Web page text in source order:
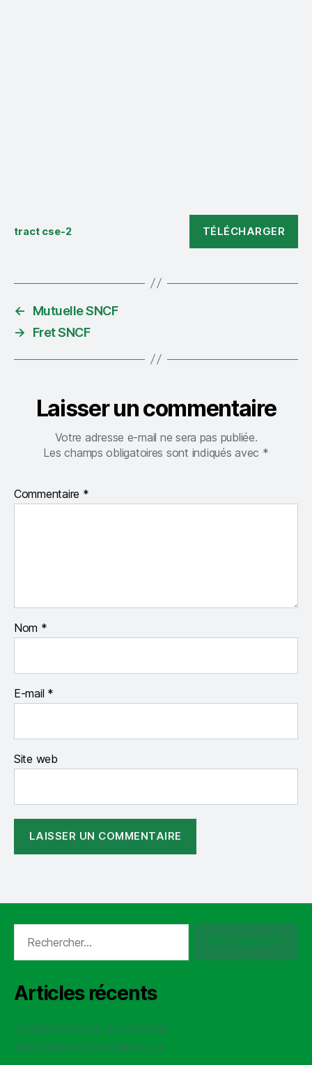
tract cse-2 TÉLÉCHARGER
←
Mutuelle SNCF
→
Fret SNCF
Laisser un commentaire
Votre adresse e-mail ne sera pas publiée.
Les champs obligatoires sont indiqués avec *
Commentaire *
Nom *
E-mail *
Site web
Articles récents
COMMUNIQUÉ de l’UNION
INTERPROFESSIONNELLE